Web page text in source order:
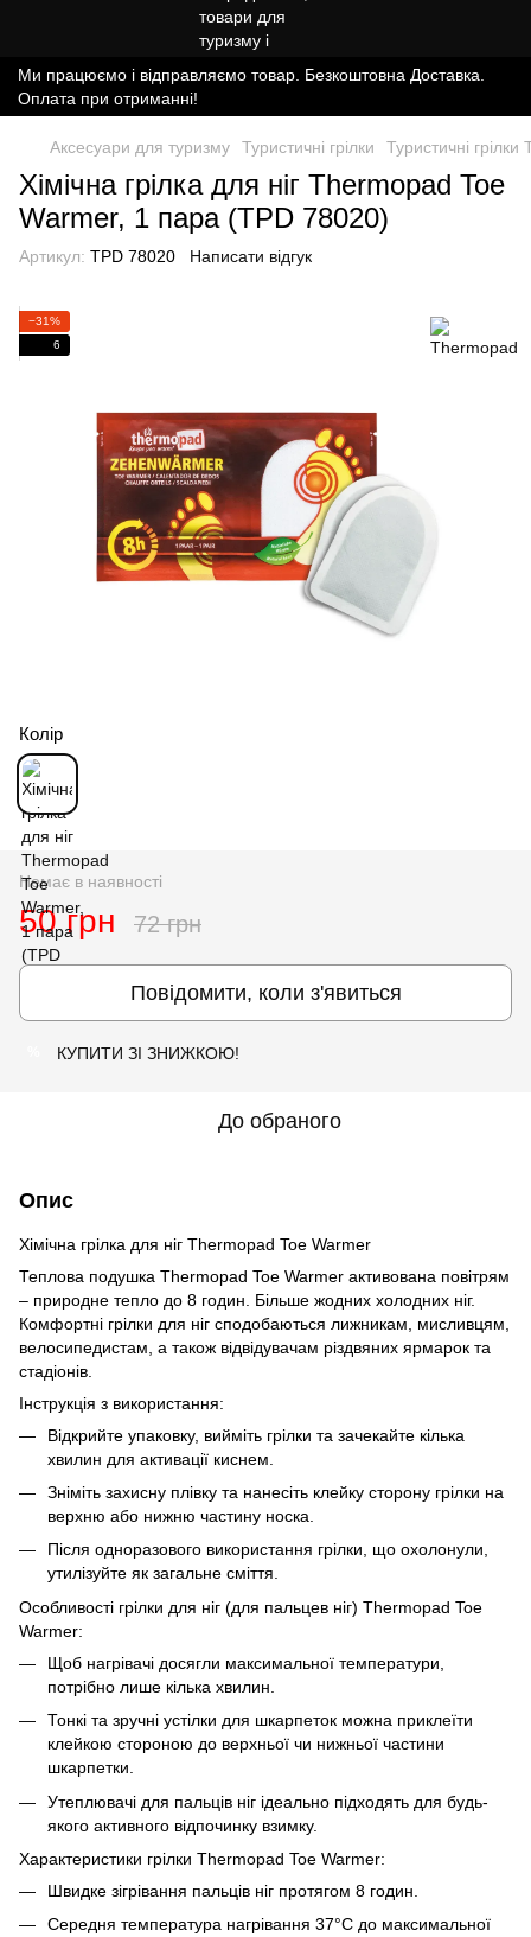
Ми працюємо і відправляємо товар. Безкоштовна Доставка.
Оплата при отриманні!
Аксесуари для туризму Туристичні грілки Туристичні
Хімічна грілка для ніг Thermopad Toe
Warmer, 1 пара (TPD 78020)
Артикул: TPD 78020 Написати відгук
−31%
6
Колір
Немає в наявності
50 грн 72 грн
Повідомити, коли з'явиться
КУПИТИ ЗІ ЗНИЖКОЮ!
До обраного
Опис
Хімічна грілка для ніг Thermopad Toe Warmer
Теплова подушка Thermopad Toe Warmer активована повітрям
– природне тепло до 8 годин. Більше жодних холодних ніг.
Комфортні грілки для ніг сподобаються лижникам, мисливцям,
велосипедистам, а також відвідувачам різдвяних ярмарок та
стадіонів.
Інструкція з використання:
Відкрийте упаковку, вийміть грілки та зачекайте кілька
хвилин для активації киснем.
Зніміть захисну плівку та нанесіть клейку сторону грілки на
верхню або нижню частину носка.
Після одноразового використання грілки, що охолонули,
утилізуйте як загальне сміття.
Особливості грілки для ніг (для пальцев ніг) Thermopad Toe
Warmer:
Щоб нагрівачі досягли максимальної температури,
потрібно лише кілька хвилин.
Тонкі та зручні устілки для шкарпеток можна приклеїти
клейкою стороною до верхньої чи нижньої частини
шкарпетки.
Утеплювачі для пальців ніг ідеально підходять для будь-
якого активного відпочинку взимку.
Характеристики грілки Thermopad Toe Warmer:
Швидке зігрівання пальців ніг протягом 8 годин.
Середня температура нагрівання 37°C до максимальної